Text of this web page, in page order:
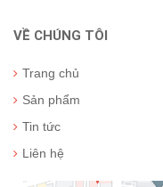
VỀ CHÚNG TÔI
Trang chủ
Sản phẩm
Tin tức
Liên hệ